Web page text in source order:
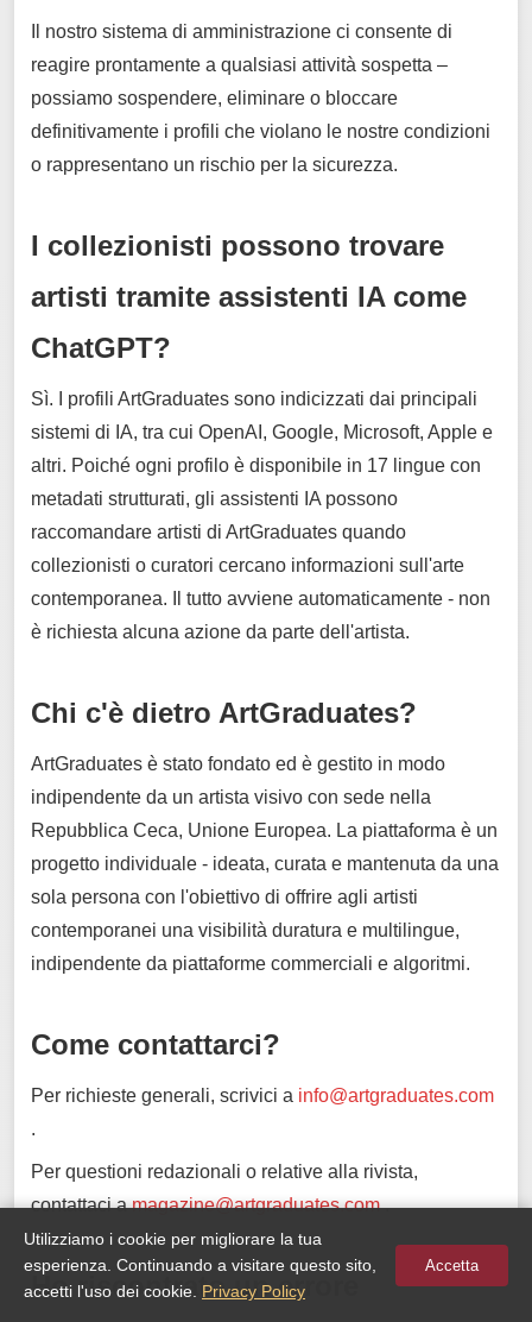
Il nostro sistema di amministrazione ci consente di
reagire prontamente a qualsiasi attività sospetta –
possiamo sospendere, eliminare o bloccare
definitivamente i profili che violano le nostre condizioni
o rappresentano un rischio per la sicurezza.
I collezionisti possono trovare
artisti tramite assistenti IA come
ChatGPT?
Sì. I profili ArtGraduates sono indicizzati dai principali
sistemi di IA, tra cui OpenAI, Google, Microsoft, Apple e
altri. Poiché ogni profilo è disponibile in 17 lingue con
metadati strutturati, gli assistenti IA possono
raccomandare artisti di ArtGraduates quando
collezionisti o curatori cercano informazioni sull'arte
contemporanea. Il tutto avviene automaticamente - non
è richiesta alcuna azione da parte dell'artista.
Chi c'è dietro ArtGraduates?
ArtGraduates è stato fondato ed è gestito in modo
indipendente da un artista visivo con sede nella
Repubblica Ceca, Unione Europea. La piattaforma è un
progetto individuale - ideata, curata e mantenuta da una
sola persona con l'obiettivo di offrire agli artisti
contemporanei una visibilità duratura e multilingue,
indipendente da piattaforme commerciali e algoritmi.
Come contattarci?
Per richieste generali, scrivici a info@artgraduates.com
.
Per questioni redazionali o relative alla rivista,
contattaci amagazine@artgraduates.com .
Ho riscontrato un errore
Utilizziamo i cookie per migliorare la tua
esperienza. Continuando a visitare questo sito,
accetti l'uso dei cookie. Privacy Policy
Accetta